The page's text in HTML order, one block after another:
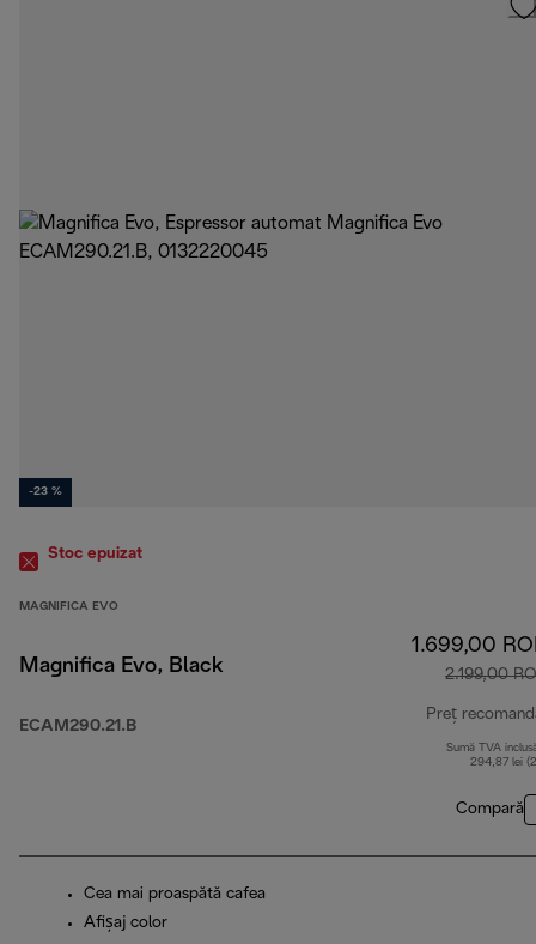
-23 %
Stoc epuizat
MAGNIFICA EVO
Magnifica Evo, Black
ECAM290.21.B
1.699,00
2.199,00
Preț
Sumă TVA
294,87 lei
Compară
Cea mai proaspătă cafea
Afișaj color